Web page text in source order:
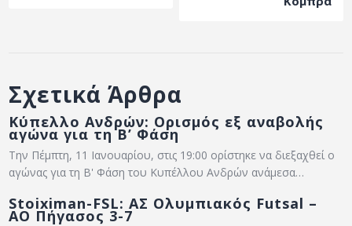
Σχετικά Άρθρα
Κύπελλο Ανδρών: Ορισμός εξ αναβολής
αγώνα για τη Β’ Φάση
Την Πέμπτη, 11 Ιανουαρίου, στις 19:00 ορίστηκε να διεξαχθεί ο
αγώνας για τη Β' Φάση του Κυπέλλου Ανδρών ανάμεσα…
Stoiximan-FSL: ΑΣ Ολυμπιακός Futsal –
ΑΟ Πήγασος 3-7